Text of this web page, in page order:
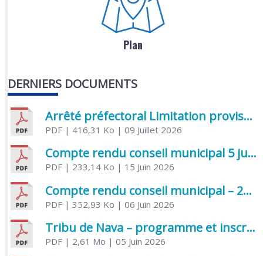
Plan
DERNIERS DOCUMENTS
Arrêté préfectoral Limitation provisoire des usages de l’eau
PDF| 416,31 Ko | 09 Juillet 2026
Compte rendu conseil municipal 5 juin 2026 sénatoriale
PDF| 233,14 Ko | 15 Juin 2026
Compte rendu conseil municipal – 21 avril 2026
PDF| 352,93 Ko | 06 Juin 2026
Tribu de Nava – programme et inscriptions été 2026
PDF| 2,61 Mo | 05 Juin 2026